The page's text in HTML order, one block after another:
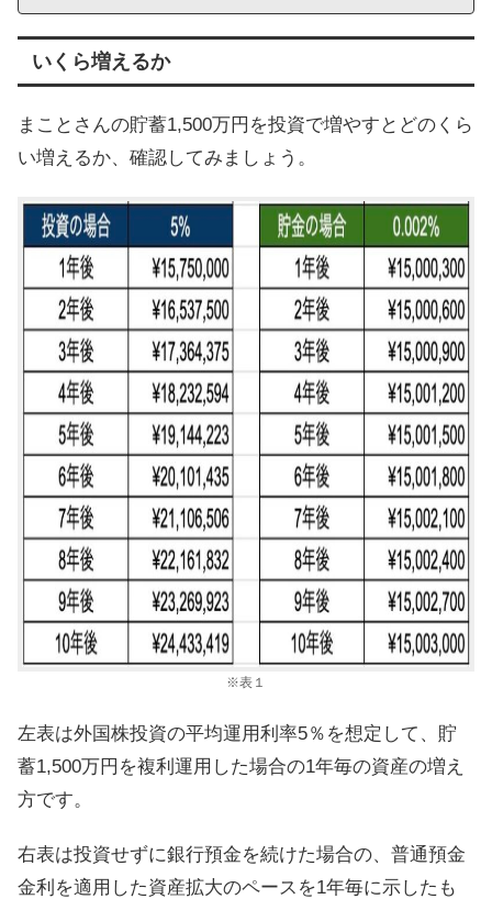
いくら増えるか
まことさんの貯蓄1,500万円を投資で増やすとどのくら
い増えるか、確認してみましょう。
※表１
左表は外国株投資の平均運用利率5％を想定して、貯
蓄1,500万円を複利運用した場合の1年毎の資産の増え
方です。
右表は投資せずに銀行預金を続けた場合の、普通預金
金利を適用した資産拡大のペースを1年毎に示したも